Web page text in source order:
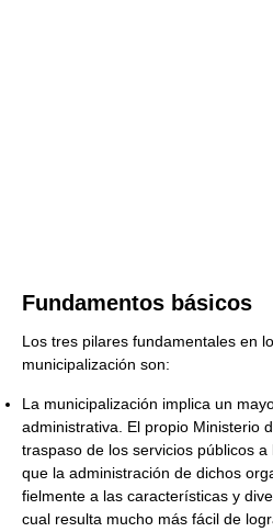
Fundamentos básicos
Los tres pilares fundamentales en
municipalización son:
La municipalización implica un
administrativa. El propio Ministerio
traspaso de los servicios públicos
que la administración de dichos
fielmente a las características y
cual resulta mucho más fácil de